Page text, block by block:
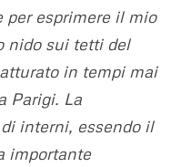
per esprimere il mio
nido sui tetti del
in tempi mai
Parigi. La
interni, essendo il
importante